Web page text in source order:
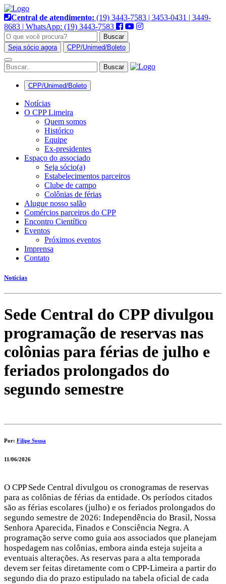
Pular
para
o
conteúdo
Central de atendimento: (19) 3443-7583 | 3453-0431 | 3449-
8683 | WhatsApp: (19) 3443-7583
Buscar
Seja sócio agora
CPP/Unimed/Boleto
Alternar
navegação
CPP/Unimed/Boleto
Notícias
O CPP Limeira
Quem somos
Histórico
Equipe
Ex-presidentes
Espaço do associado
Seja sócio(a)
Estabelecimentos parceiros
Clube de campo
Colônias de férias
Alugue nosso salão
Comércios parceiros do CPP
Encontro Científico
Eventos
Próximos eventos
Imprensa
Contato
Notícias
Sede Central do CPP divulgou
programação de reservas nas
colônias para férias de julho e
feriados prolongados do
segundo semestre
Por: Filipe Sousa
11/06/2026
O CPP Sede Central divulgou os cronogramas de reservas
para as colônias de férias da entidade. Os períodos citados
são as férias escolares (julho) e os feriados prolongados do
segundo semestre de 2026: Independência do Brasil, Nossa
Senhora Aparecida, Finados e Consciência Negra. A
programação serve como guia aos associados que planejam
hospedagem nas colônias, embora ainda esteja sujeita a
eventuais alterações. As reservas para a alta temporada
devem ser feitas diretamente com o CPP-Limeira a partir do
segundo dia do prazo estipulado na tabela oficial de cada